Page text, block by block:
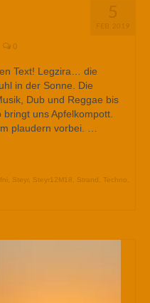
5
FEB. 2019
0
Text! Legzira… die
in der Sonne. Die
Dub und Reggae bis
uns Apfelkompott.
plaudern vorbei. …
Steyr, Steyr12M18 Strand Techno